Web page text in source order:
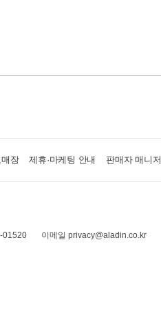
장 제휴·마케팅 안내 판매자 매니저
01520
이메일 privacy@aladin.co.kr